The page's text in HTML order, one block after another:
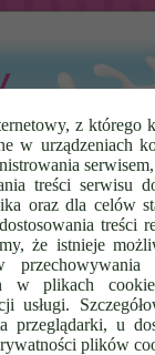
z którego
w urządzeniach
treści serwisu
oraz dla celów
treści
że istnieje
w plikach
usługi.
przeglądarki, u
plików
Poradniki
z